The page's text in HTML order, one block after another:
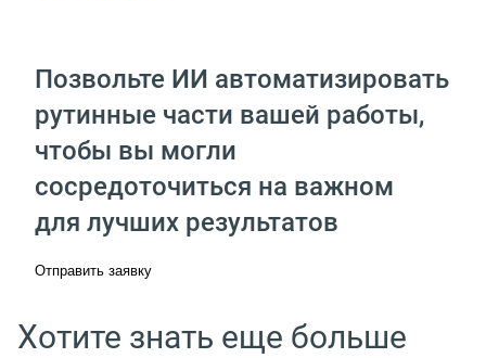
Позвольте ИИ автоматизировать
рутинные части вашей работы,
чтобы вы могли
сосредоточиться на важном
для лучших результатов
Отправить заявку
Хотите знать еще больше